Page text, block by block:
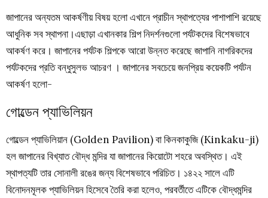
জাপানের অন্যতম আকর্ষণীয় বিষয় হলো এখানে প্রাচীন স্থাপত্যের পাশাপাশি রয়েছে
আধুনিক সব স্থাপনা।এছাড়া এখানকার শিল্প নিদর্শনগুলো পর্যটকদের বিশেষভাবে
আকর্ষণ করে। জাপানের পর্যটক শিল্পকে আরো উন্নত করেছে জাপানি নাগরিকদের
পর্যটকদের প্রতি বন্ধুসুলভ আচরণ । জাপানের সবচেয়ে জনপ্রিয় কয়েকটি পর্যটন
আকর্ষণ হলো-
গোল্ডেন প্যাভিলিয়ন
গোল্ডেন প্যাভিলিয়ান (Golden Pavilion) বা কিনকাকুজি (Kinkaku-ji)
হল জাপানের বিখ্যাত বৌদ্ধ মন্দির যা জাপানের কিয়োটো শহরে অবস্থিত। এই
স্থাপত্যটি তার সোনালী রঙের জন্য বিশেষভাবে পরিচিত। ১৪২২ সালে এটি
বিনোদনমূলক প্যাভিলিয়ন হিসেবে তৈরি করা হলেও, পরবর্তীতে এটিকে বৌদ্ধমন্দির